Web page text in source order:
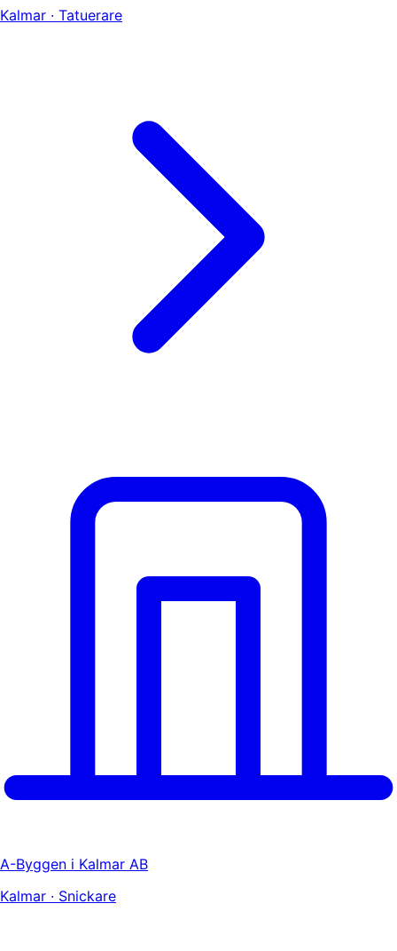
Kalmar · Tatuerare
A-Byggen i Kalmar AB
Kalmar · Snickare